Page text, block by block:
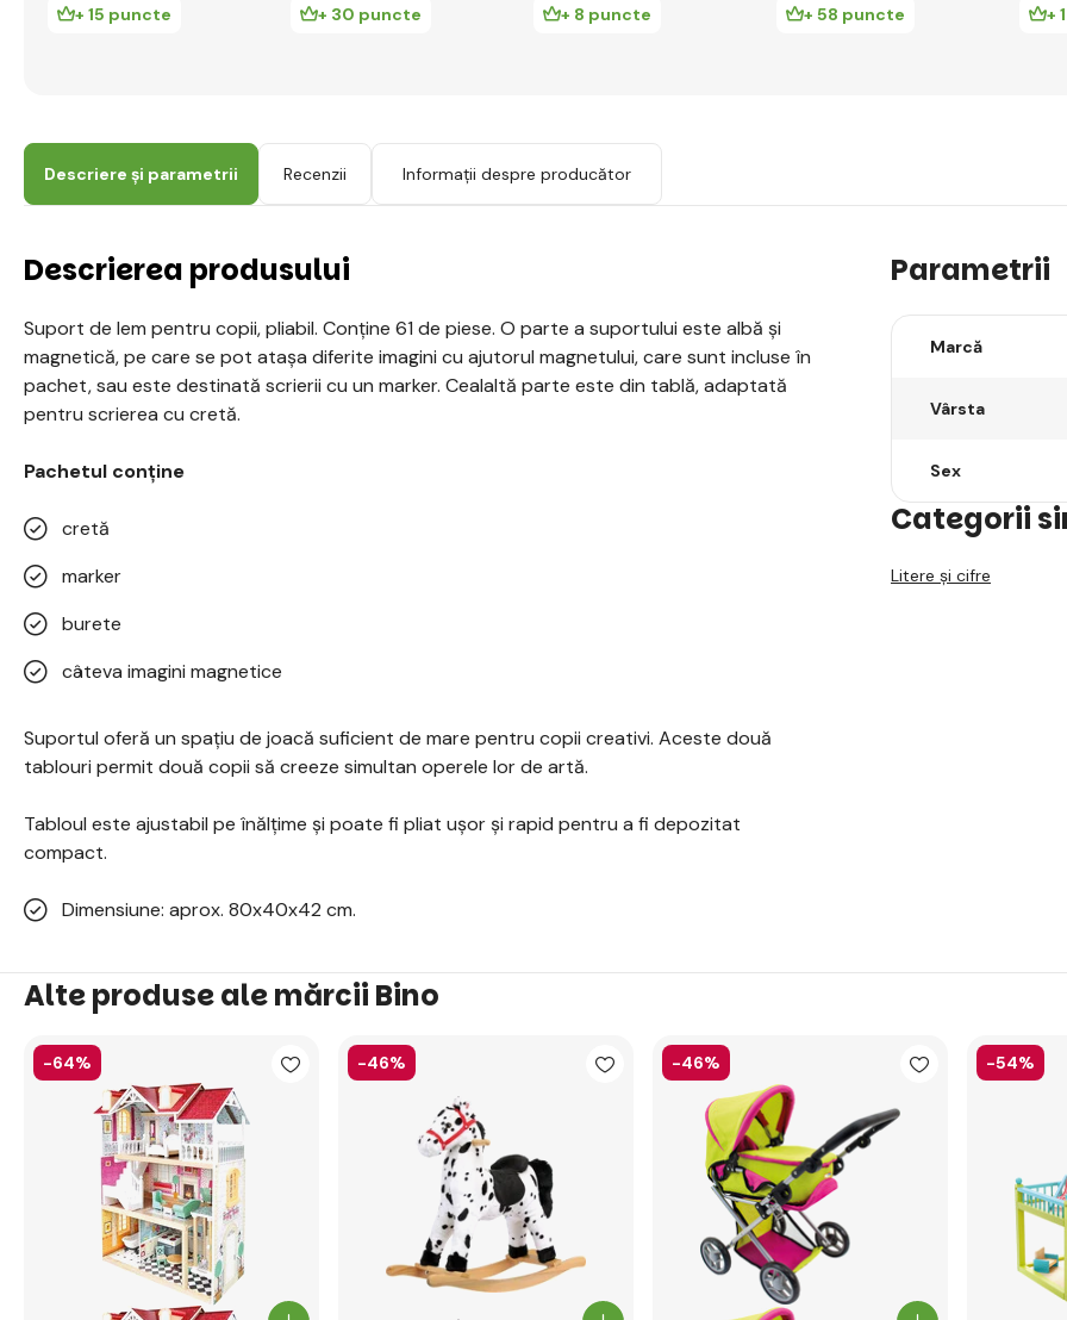
+ 15 puncte + 30 puncte + 8 puncte + 58 puncte +
Descriere și parametrii Recenzii Informații despre producător
Descrierea produsului
Suport de lem pentru copii, pliabil. Conține 61 de piese. O parte a suportului este albă și
magnetică, pe care se pot atașa diferite imagini cu ajutorul magnetului, care sunt incluse în
pachet, sau este destinată scrierii cu un marker. Cealaltă parte este din tablă, adaptată
pentru scrierea cu cretă.
Pachetul conține
cretă
marker
burete
câteva imagini magnetice
Suportul oferă un spațiu de joacă suficient de mare pentru copii creativi. Aceste două
tablouri permit două copii să creeze simultan operele lor de artă.
Tabloul este ajustabil pe înălțime și poate fi pliat ușor și rapid pentru a fi depozitat
compact.
Dimensiune: aprox. 80x40x42 cm.
Parametrii
Marcă
Vârsta
Sex
Categorii
Litere și cifre
Alte produse ale mărcii Bino
-64% -46% -46% -54%